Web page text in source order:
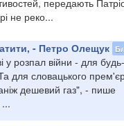
не реко...
- Петро Олещук
у розпал війни - для
для словацького
дешевий газ", - пише